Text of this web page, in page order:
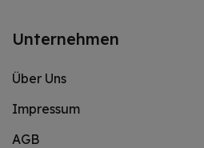
Unternehmen
Über Uns
Impressum
AGB